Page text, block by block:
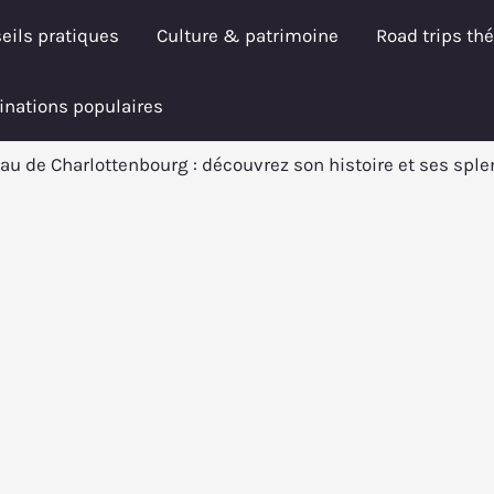
pratiques Culture & patrimoine Road trips
populaires
de Charlottenbourg : découvrez son histoire et ses